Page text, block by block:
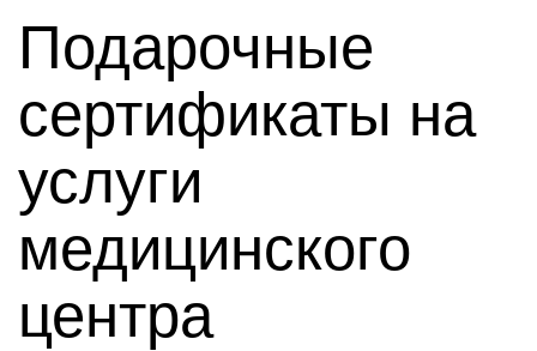
Подарочные
сертификаты на
услуги
медицинского
центра